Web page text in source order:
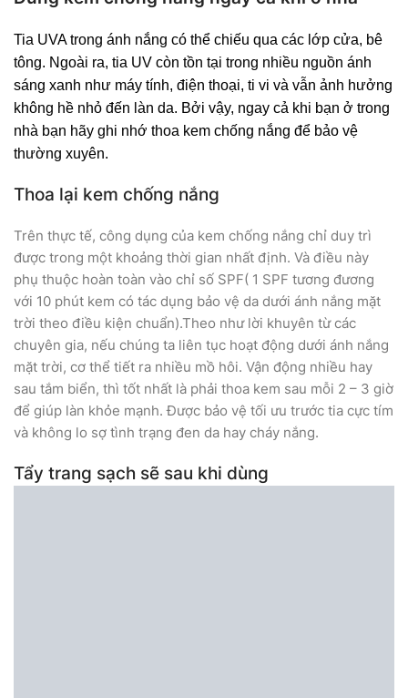
Tia UVA trong ánh nắng có thể chiếu qua các lớp cửa, bê
tông. Ngoài ra, tia UV còn tồn tại trong nhiều nguồn ánh
sáng xanh như máy tính, điện thoại, ti vi và vẫn ảnh hưởng
không hề nhỏ đến làn da. Bởi vậy, ngay cả khi bạn ở trong
nhà bạn hãy ghi nhớ thoa kem chống nắng để bảo vệ
thường xuyên.
Thoa lại kem chống nắng
Trên thực tế, công dụng của kem chống nắng chỉ duy trì
được trong một khoảng thời gian nhất định. Và điều này
phụ thuộc hoàn toàn vào chỉ số SPF( 1 SPF tương đương
với 10 phút kem có tác dụng bảo vệ da dưới ánh nắng mặt
trời theo điều kiện chuẩn).Theo như lời khuyên từ các
chuyên gia, nếu chúng ta liên tục hoạt động dưới ánh nắng
mặt trời, cơ thể tiết ra nhiều mồ hôi. Vận động nhiều hay
sau tắm biển, thì tốt nhất là phải thoa kem sau mỗi 2 – 3 giờ
để giúp làn khỏe mạnh. Được bảo vệ tối ưu trước tia cực tím
và không lo sợ tình trạng đen da hay cháy nắng.
Tẩy trang sạch sẽ sau khi dùng